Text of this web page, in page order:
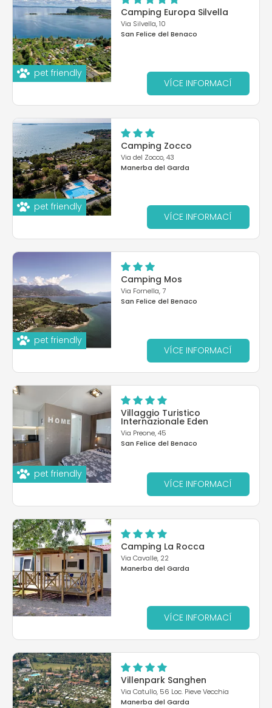
pet friendly
Camping Europa Silvella
Via Silvella, 10
San Felice del Benaco
VÍCE INFORMACÍ
pet friendly
Camping Zocco
Via del Zocco, 43
Manerba del Garda
VÍCE INFORMACÍ
pet friendly
Camping Mos
Via Fornella, 7
San Felice del Benaco
VÍCE INFORMACÍ
pet friendly
Villaggio Turistico
Internazionale Eden
Via Preone, 45
San Felice del Benaco
VÍCE INFORMACÍ
Camping La Rocca
Via Cavalle, 22
Manerba del Garda
VÍCE INFORMACÍ
Villenpark Sanghen
Via Catullo, 56 Loc. Pieve Vecchia
Manerba del Garda